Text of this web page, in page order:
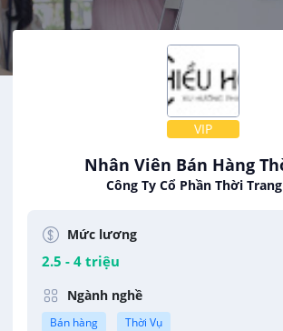
VIP
Nhân Viên Bán Hàng
Công Ty Cổ Phần Thời
Mức lương
2.5 - 4 triệu
Ngành nghề
Bán hàng Thời Vụ